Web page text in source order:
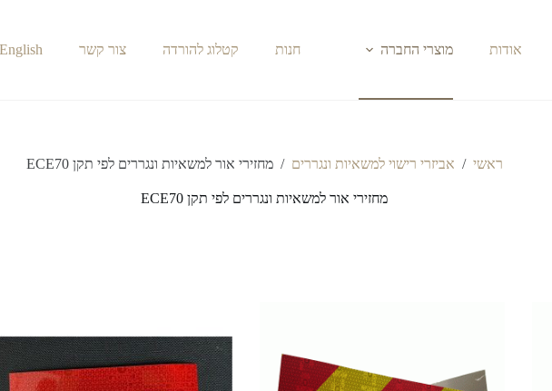
אודות מוצרי החברה חנות קטלוג להורדה צור קשר
ראשי / אביזרי רישוי למשאיות ונגררים / מחזירי אור למשאיות ונגררים לפי תקן ECE70
מחזירי אור למשאיות ונגררים לפי תקן ECE70